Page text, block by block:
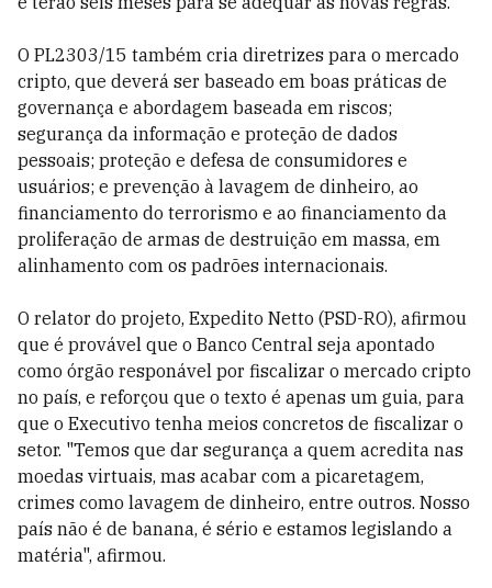
O PL2303/15 também cria diretrizes para o mercado
cripto, que deverá ser baseado em boas práticas de
governança e abordagem baseada em riscos;
segurança da informação e proteção de dados
pessoais; proteção e defesa de consumidores e
usuários; e prevenção à lavagem de dinheiro, ao
financiamento do terrorismo e ao financiamento da
proliferação de armas de destruição em massa, em
alinhamento com os padrões internacionais.
O relator do projeto, Expedito Netto (PSD-RO), afirmou
que é provável que o Banco Central seja apontado
como órgão responável por fiscalizar o mercado cripto
no país, e reforçou que o texto é apenas um guia, para
que o Executivo tenha meios concretos de fiscalizar o
setor. "Temos que dar segurança a quem acredita nas
moedas virtuais, mas acabar com a picaretagem,
crimes como lavagem de dinheiro, entre outros. Nosso
país não é de banana, é sério e estamos legislando a
matéria", afirmou.